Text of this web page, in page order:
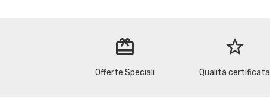
redeem
Offerte Speciali
star_border
Qualità certificata